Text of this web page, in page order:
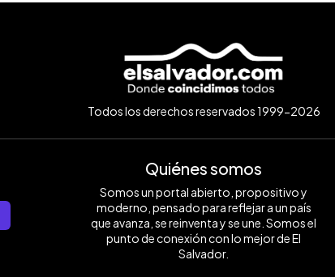
Todos los derechos reservados 1999-2026
Quiénes somos
Somos un portal abierto, propositivo y
moderno, pensado para reflejar a un país
que avanza, se reinventa y se une. Somos el
punto de conexión con lo mejor de El
Salvador.